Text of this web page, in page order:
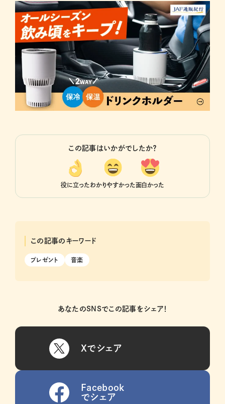
この記事はいかがでしたか？
役に立ったわかりやすかった面白かった
この記事のキーワード
プレゼント 音楽
あなたのSNSでこの記事をシェア！
Xでシェア
Facebook
でシェア